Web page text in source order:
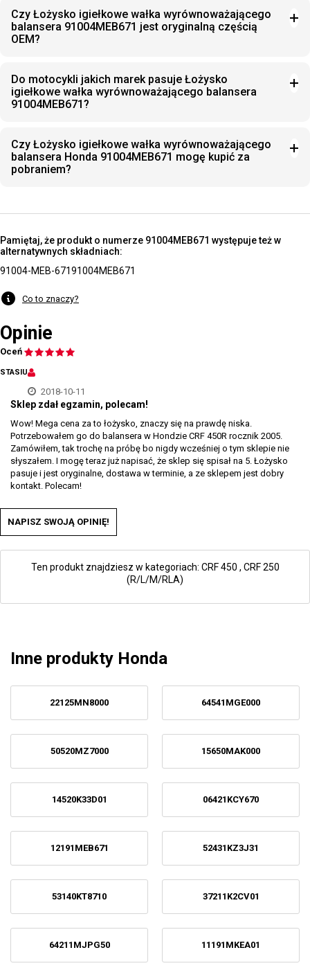
Czy Łożysko igiełkowe wałka wyrównoważającego
balansera 91004MEB671 jest oryginalną częścią
OEM?
Do motocykli jakich marek pasuje Łożysko
igiełkowe wałka wyrównoważającego balansera
91004MEB671?
Czy Łożysko igiełkowe wałka wyrównoważającego
balansera Honda 91004MEB671 mogę kupić za
pobraniem?
Pamiętaj, że produkt o numerze 91004MEB671 występuje też w
alternatywnych składniach:
91004-MEB-67191004MEB671
Co to znaczy?
Opinie
Oceń
STASIU
2018-10-11
Sklep zdał egzamin, polecam!
Wow! Mega cena za to łożysko, znaczy się na prawdę niska.
Potrzebowałem go do balansera w Hondzie CRF 450R rocznik 2005.
Zamówiłem, tak trochę na próbę bo nigdy wcześniej o tym sklepie nie
słyszałem. I mogę teraz już napisać, że sklep się spisał na 5. Łożysko
pasuje i jest oryginalne, dostawa w terminie, a ze sklepem jest dobry
kontakt. Polecam!
NAPISZ SWOJĄ OPINIĘ!
Ten produkt znajdziesz w kategoriach: CRF 450 , CRF 250
(R/L/M/RLA)
Inne produkty Honda
22125MN8000 64541MGE000
50520MZ7000 15650MAK000
14520K33D01 06421KCY670
12191MEB671 52431KZ3J31
53140KT8710 37211K2CV01
64211MJPG50 11191MKEA01